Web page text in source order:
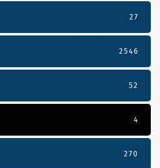
27
2546
52
4
270